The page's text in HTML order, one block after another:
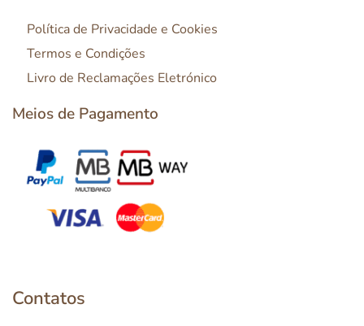
Política de Privacidade e Cookies
Termos e Condições
Livro de Reclamações Eletrónico
Meios de Pagamento
Contatos